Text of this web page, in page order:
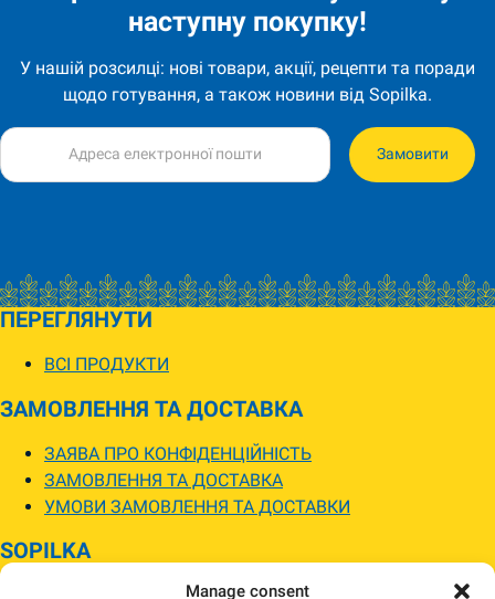
Manage consent
наступну покупку!
У нашій розсилці: нові товари, акції, рецепти та поради
щодо готування, а також новини від Sopilka.
Замовити
ПЕРЕГЛЯНУТИ
ВСІ ПРОДУКТИ
ЗАМОВЛЕННЯ ТА ДОСТАВКА
ЗАЯВА ПРО КОНФІДЕНЦІЙНІСТЬ
ЗАМОВЛЕННЯ ТА ДОСТАВКА
УМОВИ ЗАМОВЛЕННЯ ТА ДОСТАВКИ
SOPILKA